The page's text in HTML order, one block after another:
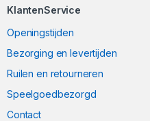
KlantenService
Openingstijden
Bezorging en levertijden
Ruilen en retourneren
Speelgoedbezorgd
Contact